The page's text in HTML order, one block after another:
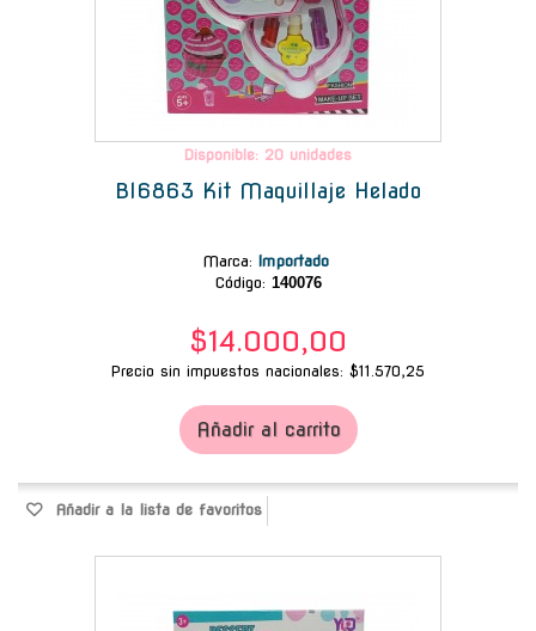
Disponible: 20 unidades
Bl6863 Kit Maquillaje Helado
Marca: Importado
Código: 140076
$14.000,00
Precio sin impuestos nacionales: $11.570,25
Añadir al carrito
Añadir a la lista de favoritos